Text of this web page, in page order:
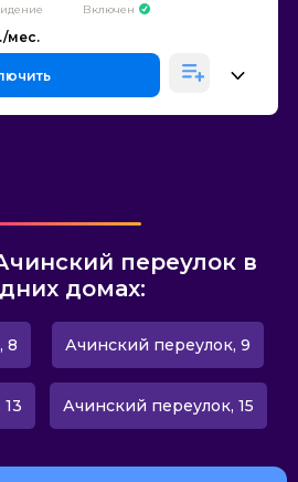
Включен
переулок в
домах:
8 Ачинский переулок, 9
Ачинский переулок, 15